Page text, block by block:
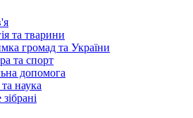
та тварини
громад та України
та спорт
допомога
наука